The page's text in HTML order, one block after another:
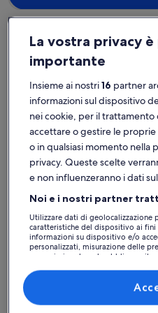
Italia Appartamenti a
Dolomiti: trova
appartamento
Maggiori informazioni su
La vostra privacy
importante
Insieme ai nostri16 partner
informazioni sul dispositivo
nei cookie, per il trattamento
accettare o gestire le
o in qualsiasi momento nella
privacy. Queste scelte
e non influenzeranno i dati
Noi e i nostri partner
Utilizzare dati di geolocalizzazione
caratteristiche del dispositivo ai fini
informazioni su dispositivo e/o
personalizzati, misurazione delle
annunci, ricerche sul pubblico,
Elenco dei partner (fornitori)